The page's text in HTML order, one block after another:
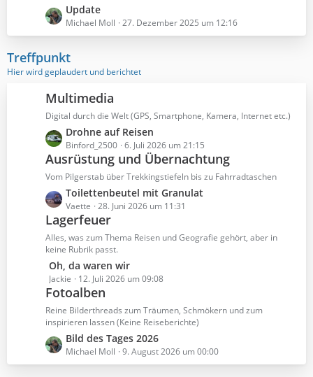
B
t
r
g
e
L
e
t
t
e
B
e
i
t
r
ä
g
e
Update
Michael Moll 27. Dezember 2025 um 12:16
Treffpunkt
Hier wird geplaudert und berichtet
Multimedia
Digital durch die Welt (GPS, Smartphone, Kamera, Internet etc.)
L
e
t
z
e
B
i
ä
g
e
Drohne auf Reisen
Binford_2500 6. Juli 2026 um 21:15
Ausrüstung und Übernachtung
Vom Pilgerstab über Trekkingstiefeln bis zu Fahrradtaschen
L
e
t
z
t
e
B
e
i
t
ä
Toilettenbeutel mit Granulat
Vaette 28. Juni 2026 um 11:31
Lagerfeuer
Alles, was zum Thema Reisen und Geografie gehört, aber in
keine Rubrik passt.
L
e
t
z
t
e
B
e
Oh, da waren wir
Jackie 12. Juli 2026 um 09:08
Fotoalben
Reine Bilderthreads zum Träumen, Schmökern und zum
inspirieren lassen (Keine Reiseberichte)
L
e
t
Bild des Tages 2026
Michael Moll 9. August 2026 um 00:00